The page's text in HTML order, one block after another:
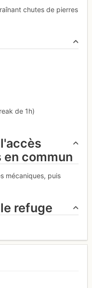
chutes de pierres
de 1h)
commun
mécaniques, puis
refuge